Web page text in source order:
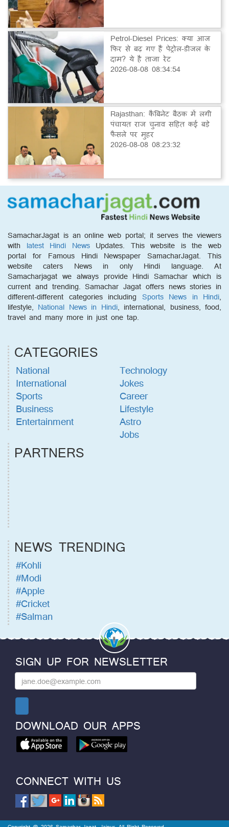
Petrol-Diesel Prices: क्या आज
फिर से बढ़ गए हैं पेट्रोल-डीजल के
दाम? ये है ताजा रेट
2026-08-08 08:34:54
Rajasthan: कैबिनेट बैठक में लगी
पंचायत राज चुनाव सहित कई बड़े
फैसले पर मुहर
2026-08-08 08:23:32
SamacharJagat is an online web portal; it serves the viewers
with latest Hindi NewsUpdates. This website is the web
portal for Famous Hindi Newspaper SamacharJagat. This
website caters News in only Hindi language. At
Samacharjagat we always provide Hindi Samachar which is
current and trending. Samachar Jagat offers news stories in
different-different categories including Sports News in Hindi,
lifestyle, National News in Hindi, international, business, food,
travel and many more in just one tap.
CATEGORIES
National
International
Sports
Business
Entertainment
Technology
Jokes
Career
Lifestyle
Astro
Jobs
PARTNERS
NEWS TRENDING
#Kohli
#Modi
#Apple
#Cricket
#Salman
SIGN UP FOR NEWSLETTER
DOWNLOAD OUR APPS
CONNECT WITH US